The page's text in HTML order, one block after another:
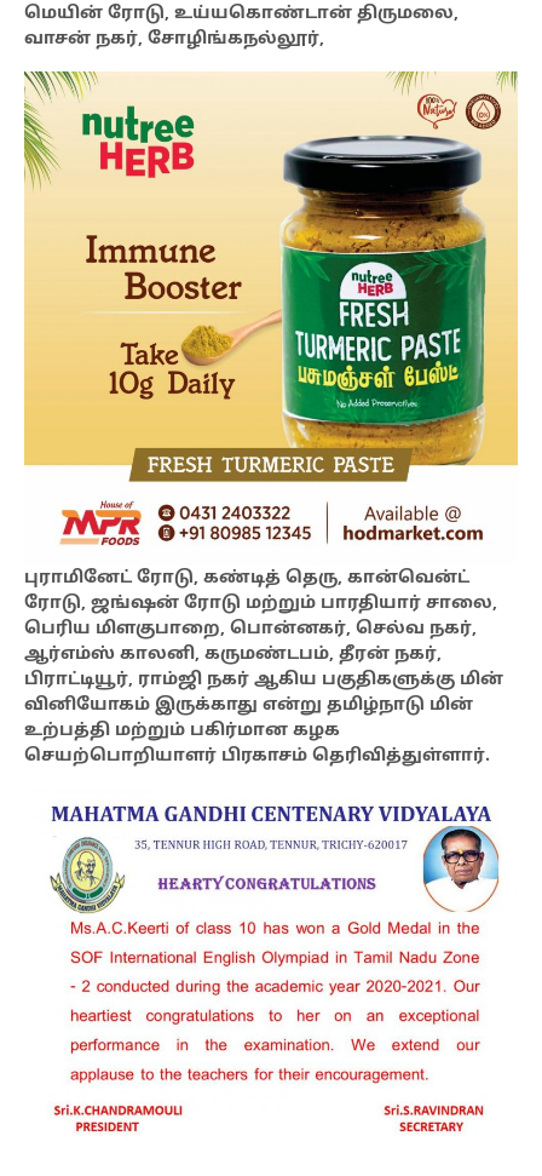
மெயின் ரோடு, உய்யகொண்டான் திருமலை,
வாசன் நகர், சோழிங்கநல்லூர்,
புராமினேட் ரோடு, கண்டித் தெரு, கான்வென்ட்
ரோடு, ஜங்ஷன் ரோடு மற்றும் பாரதியார் சாலை,
பெரிய மிளகுபாறை, பொன்னகர், செல்வ நகர்,
ஆர்எம்ஸ் காலனி, கருமண்டபம், தீரன் நகர்,
பிராட்டியூர், ராம்ஜி நகர் ஆகிய பகுதிகளுக்கு மின்
வினியோகம் இருக்காது என்று தமிழ்நாடு மின்
உற்பத்தி மற்றும் பகிர்மான கழக
செயற்பொறியாளர் பிரகாசம் தெரிவித்துள்ளார்.